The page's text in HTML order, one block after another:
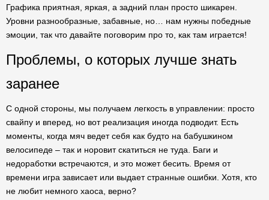
Графика приятная, яркая, а задний план просто шикарен.
Уровни разнообразные, забавные, но… нам нужны победные
эмоции, так что давайте поговорим про то, как там играется!
Проблемы, о которых лучше знать
заранее
С одной стороны, мы получаем легкость в управлении: просто
свайпу и вперед, но вот реализация иногда подводит. Есть
моменты, когда мяч ведет себя как будто на бабушкином
велосипеде – так и норовит скатиться не туда. Баги и
недоработки встречаются, и это может бесить. Время от
времени игра зависает или выдает странные ошибки. Хотя, кто
не любит немного хаоса, верно?